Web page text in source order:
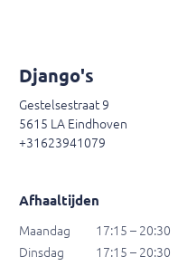
Django's
Gestelsestraat 9
5615 LA Eindhoven
+31623941079
Afhaaltijden
Maandag
17:15 – 20:30
Dinsdag
17:15 – 20:30